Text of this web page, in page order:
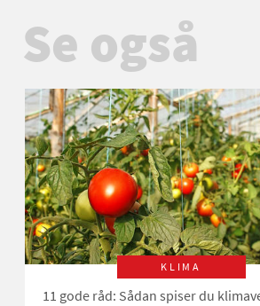
Se også
KLIMA
11 gode råd: Sådan spiser du